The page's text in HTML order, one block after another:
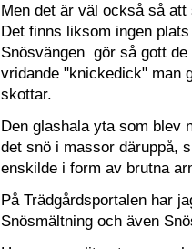
Men det är väl också så
Det finns liksom ingen
Snösvängen gör så gott
vridande "knickedick" man
skottar.
Den glashala yta som blev
det snö i massor däruppå,
enskilde i form av brutna
På Trädgårdsportalen har
Snösmältning och även